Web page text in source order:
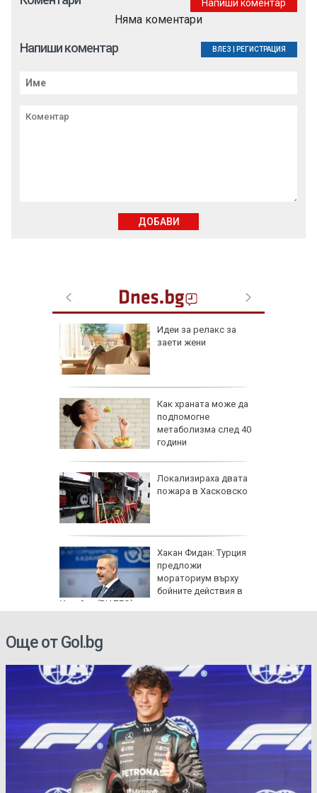
Идеи за релакс за
заети жени
Как храната може да
подпомогне
метаболизма след 40
години
Локализираха двата
пожара в Хасковско
Хакан Фидан: Турция
предложи
мораториум върху
бойните действия в
Украйна (ВИДЕО)
Напиши коментар
Няма коментари
Напиши коментар ВЛЕЗ РЕГИСТРАЦИЯ
ДОБАВИ
Още от Gol.bg